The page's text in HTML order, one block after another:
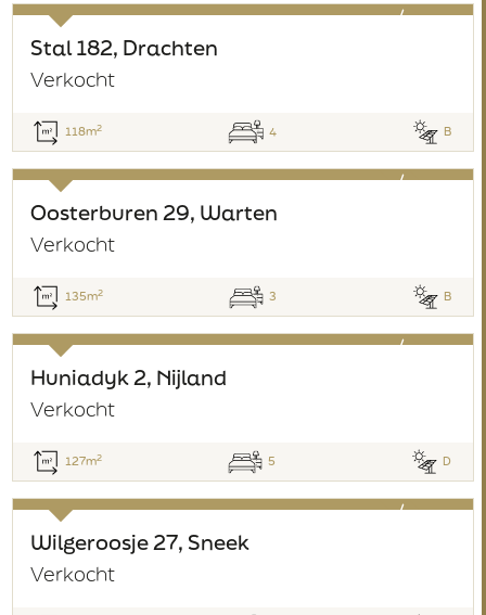
verkocht
Stal 182, Drachten
Verkocht
118m2 4 B
verkocht
Oosterburen 29, Warten
Verkocht
135m2 3 B
verkocht
Huniadyk 2, Nijland
Verkocht
127m2 5 D
verkocht
Wilgeroosje 27, Sneek
Verkocht